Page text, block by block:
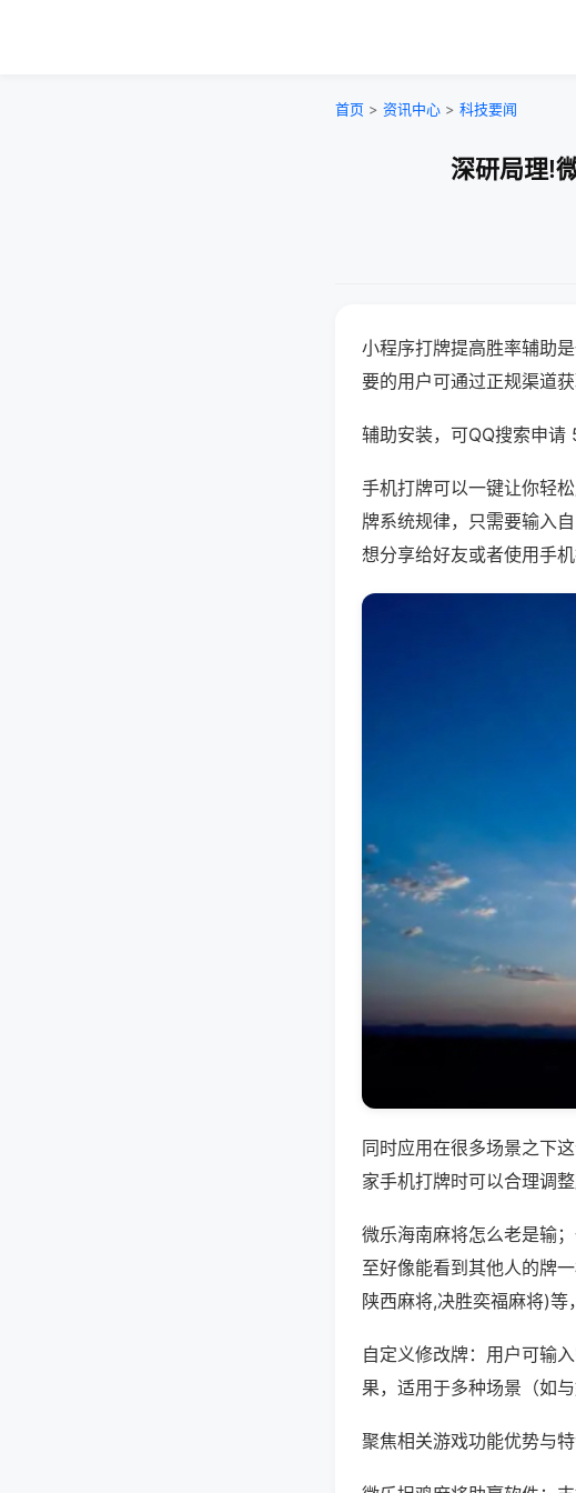
首页 > 资讯中心 > 科技要闻
深研局理!
小程序打牌提高胜率辅助
要的用户可通过正规渠道获
辅助安装，可QQ搜索申
手机打牌可以一键让你轻
牌系统规律，只需要输入
想分享给好友或者使用手
同时应用在很多场景之下
家手机打牌时可以合理调
微乐海南麻将怎么老是输
至好像能看到其他人的牌
陕西麻将,决胜奕福麻将)等
自定义修改牌：用户可输
果，适用于多种场景（如
聚焦相关游戏功能优势与特